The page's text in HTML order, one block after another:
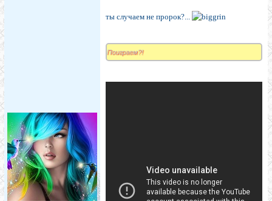
ты случаем не пророк?...
Поиграем?!